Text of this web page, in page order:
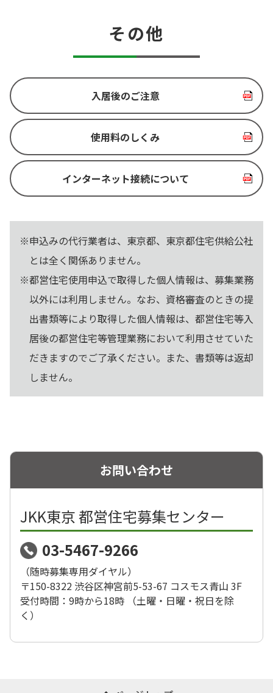
その他
入居後のご注意
使用料のしくみ
インターネット接続について
※申込みの代行業者は、東京都、東京都住宅供給公社
とは全く関係ありません。
※都営住宅使用申込で取得した個人情報は、募集業務
以外には利用しません。なお、資格審査のときの提
出書類等により取得した個人情報は、都営住宅等入
居後の都営住宅等管理業務において利用させていた
だきますのでご了承ください。また、書類等は返却
しません。
お問い合わせ
JKK東京 都営住宅募集センター
03-5467-9266
（随時募集専用ダイヤル）
〒150-8322 渋谷区神宮前5-53-67 コスモス青山 3F
受付時間：9時から18時 （土曜・日曜・祝日を除
く）